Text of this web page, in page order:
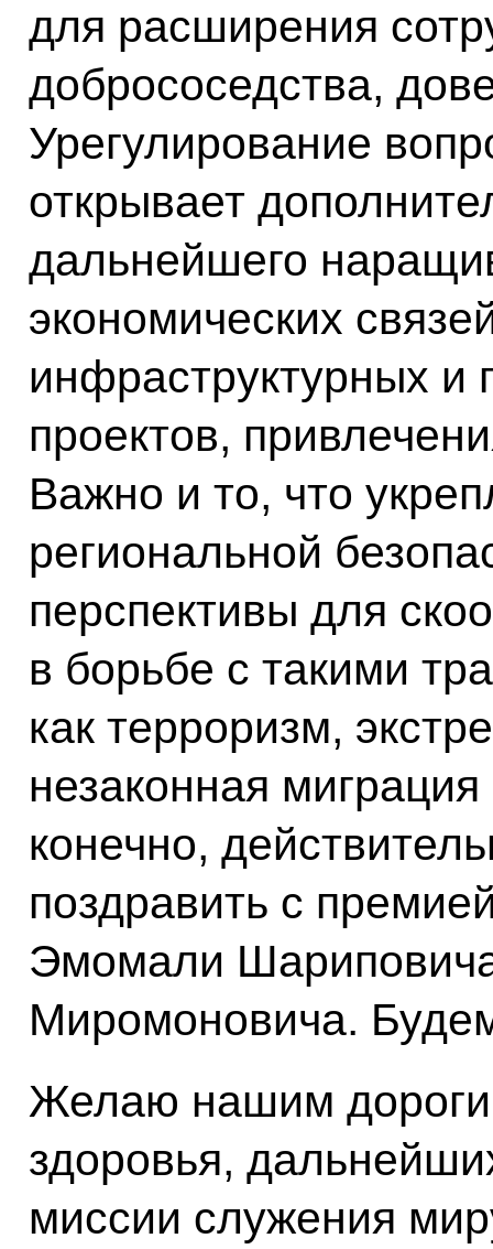
для расширения
добрососедства,
Урегулирование
открывает
дальнейшего
экономических
инфраструктурных и
проектов,
Важно и то, что
региональной
перспективы для
в борьбе с такими
как терроризм,
незаконная
конечно,
поздравить с
Эмомали
Миромоновича.
Желаю нашим
здоровья,
миссии служения